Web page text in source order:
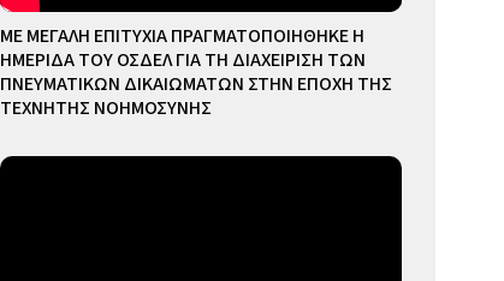
ΜΕ ΜΕΓΑΛΗ ΕΠΙΤΥΧΙΑ ΠΡΑΓΜΑΤΟΠΟΙΗΘΗΚΕ Η
ΗΜΕΡΙΔΑ ΤΟΥ ΟΣΔΕΛ ΓΙΑ ΤΗ ΔΙΑΧΕΙΡΙΣΗ ΤΩΝ
ΠΝΕΥΜΑΤΙΚΩΝ ΔΙΚΑΙΩΜΑΤΩΝ ΣΤΗΝ ΕΠΟΧΗ ΤΗΣ
ΤΕΧΝΗΤΗΣ ΝΟΗΜΟΣΥΝΗΣ